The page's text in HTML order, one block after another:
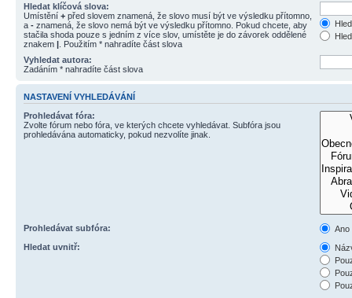
Hledat klíčová slova:
Umístění + před slovem znamená, že slovo musí být ve výsledku přítomno,
a - znamená, že slovo nemá být ve výsledku přítomno. Pokud chcete, aby
stačila shoda pouze s jedním z více slov, umístěte je do závorek oddělené
znakem | . Použitím * nahradíte část slova
Vyhledat autora:
Zadáním * nahradíte část slova
NASTAVENÍ VYHLEDÁVÁNÍ
Prohledávat fóra:
Zvolte fórum nebo fóra, ve kterých chcete vyhledávat. Subfóra jsou
prohledávána automaticky, pokud nezvolíte jinak.
Prohledávat subfóra:
Ano
Hledat uvnitř: